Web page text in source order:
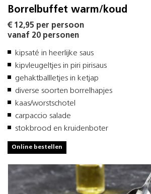
Borrelbuffet warm/koud
€ 12,95 per persoon
vanaf 20 personen
kipsaté in heerlijke saus
kipvleugeltjes in piri pirisaus
gehaktballletjes in ketjap
diverse soorten borrelhapjes
kaas/worstschotel
carpaccio salade
stokbrood en kruidenboter
Online bestellen